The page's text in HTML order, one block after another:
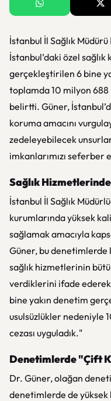
İstanbul İl Sağlık
İstanbul’daki özel
gerçekleştirilen 6 bine
toplamda 10 milyon 688
belirtti. Güner,
koruma amacını
zedeleyebilecek
imkanlarımızı seferber
Sağlık
İstanbul İl Sağlık
kurumlarında yüksek
sağlamak amacıyla
Güner, bu denetimlerde
sağlık hizmetlerinin
verdiklerini ifade ederek
bine yakın denetim
usulsüzlükler nedeniyle
cezası uyguladık."
Denetimlerde "Çift
Dr. Güner, olağan
denetimlerde de